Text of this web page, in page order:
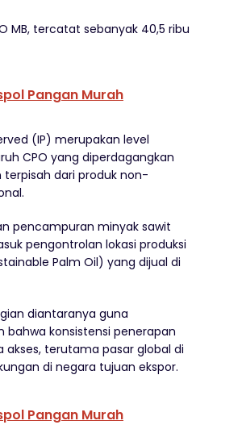
MB, tercatat sebanyak 40,5 ribu
Pangan Murah
(IP) merupakan level
CPO yang diperdagangkan
dari produk non-
pencampuran minyak sawit
pengontrolan lokasi produksi
Palm Oil) yang dijual di
diantaranya guna
konsistensi penerapan
terutama pasar global di
di negara tujuan ekspor.
Pangan Murah